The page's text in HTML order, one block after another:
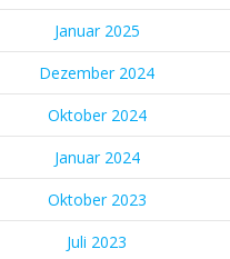
Januar 2025
Dezember 2024
Oktober 2024
Januar 2024
Oktober 2023
Juli 2023